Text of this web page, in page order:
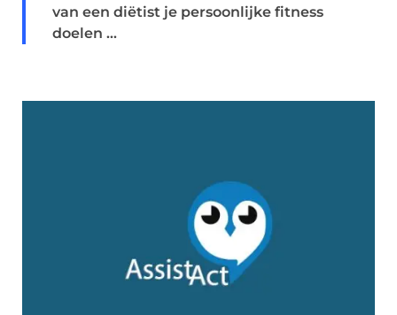
van een diëtist je persoonlijke fitness
doelen ...